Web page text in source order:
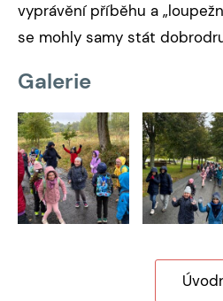
vyprávění příběhu a
se mohly samy stát
Galerie